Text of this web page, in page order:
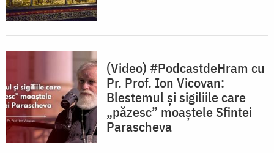
(Video) #PodcastdeHram cu
Pr. Prof. Ion Vicovan:
Blestemul și sigiliile care
„păzesc” moaștele Sfintei
Parascheva